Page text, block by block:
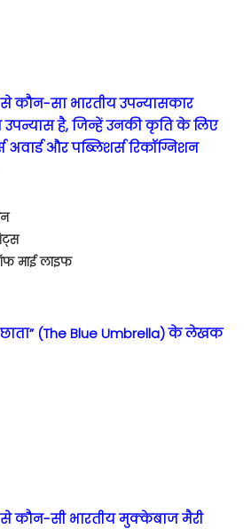
कौन-सा भारतीय उपन्यासकार
है, जिन्हें उनकी कृति के लिए
अवार्ड और पब्लिशर्स रिकॉग्निशन
माई लाइफ
छाता” (The Blue Umbrella) के लेखक
कौन-सी भारतीय मुक्केबाज मैरी